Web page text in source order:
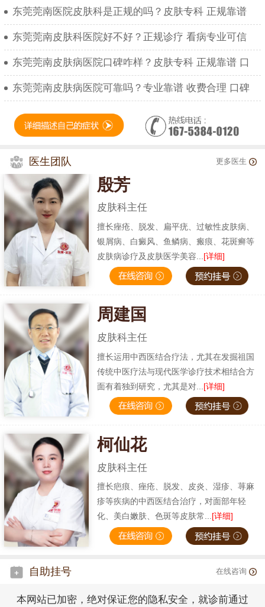
东莞莞南医院皮肤科是正规的吗？皮肤专科 正规靠谱
东莞莞南皮肤科医院好不好？正规诊疗 看病专业可信
东莞莞南皮肤病医院口碑咋样？皮肤专科 正规靠谱 口
东莞莞南皮肤病医院可靠吗？专业靠谱 收费合理 口碑
医生团队 更多医生
殷芳
皮肤科主任
擅长痤疮、脱发、扁平疣、过敏性皮肤病、
银屑病、白癜风、鱼鳞病、瘢痕、花斑癣等
皮肤病诊疗及皮肤医学美容... [详细]
周建国
皮肤科主任
擅长运用中西医结合疗法，尤其在发掘祖国
传统中医疗法与现代医学诊疗技术相结合方
面有着独到研究，尤其是对... [详细]
柯仙花
皮肤科主任
擅长疤痕、痤疮、脱发、皮炎、湿疹、荨麻
疹等疾病的中西医结合治疗，对面部年轻
化、美白嫩肤、色斑等皮肤常...[详细]
自助挂号 在线咨询
本网站已加密，绝对保证您的隐私安全，就诊前通过